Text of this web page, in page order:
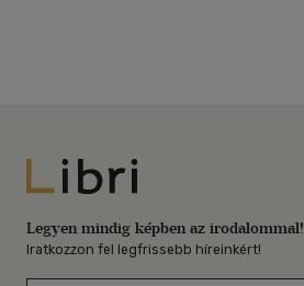
Libri
Legyen mindig képben az irodalommal!
Iratkozzon fel legfrissebb híreinkért!